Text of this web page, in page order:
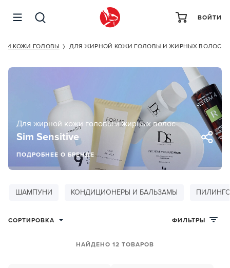
ВОЙТИ
И КОЖИ ГОЛОВЫ ДЛЯ ЖИРНОЙ КОЖИ ГОЛОВЫ И ЖИРНЫХ ВОЛОС
Sim Sensitive
Для жирной кожи головы и жирных волос
ПОДРОБНЕЕ О БРЕНДЕ
ШАМПУНИ КОНДИЦИОНЕРЫ И БАЛЬЗАМЫ
СОРТИРОВКА
НАЙДЕНО 12 ТОВАРОВ
ФИЛЬТРЫ